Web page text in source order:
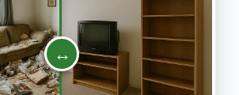
↔